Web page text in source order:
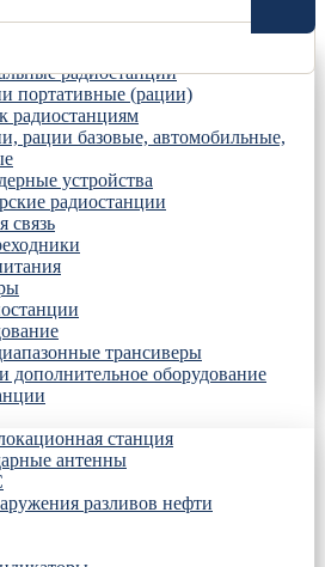
радиостанции
портативные (рации)
радиостанциям
рации базовые, автомобильные,
устройства
радиостанции
связь
трансиверы
дополнительное оборудование
станция
антенны
разливов нефти